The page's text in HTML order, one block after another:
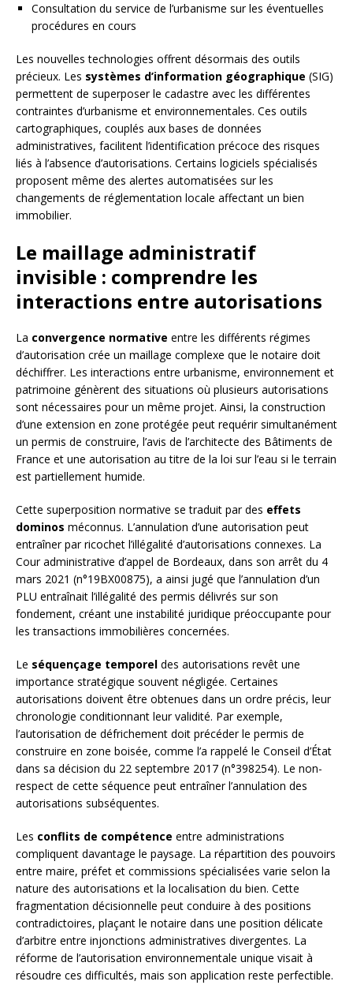
Consultation du service de l’urbanisme sur les éventuelles
procédures en cours
Les nouvelles technologies offrent désormais des outils
précieux. Les systèmes d’information géographique (SIG)
permettent de superposer le cadastre avec les différentes
contraintes d’urbanisme et environnementales. Ces outils
cartographiques, couplés aux bases de données
administratives, facilitent l’identification précoce des risques
liés à l’absence d’autorisations. Certains logiciels spécialisés
proposent même des alertes automatisées sur les
changements de réglementation locale affectant un bien
immobilier.
Le maillage administratif
invisible : comprendre les
interactions entre autorisations
La convergence normative entre les différents régimes
d’autorisation crée un maillage complexe que le notaire doit
déchiffrer. Les interactions entre urbanisme, environnement et
patrimoine génèrent des situations où plusieurs autorisations
sont nécessaires pour un même projet. Ainsi, la construction
d’une extension en zone protégée peut requérir simultanément
un permis de construire, l’avis de l’architecte des Bâtiments de
France et une autorisation au titre de la loi sur l’eau si le terrain
est partiellement humide.
Cette superposition normative se traduit par des effets
dominos méconnus. L’annulation d’une autorisation peut
entraîner par ricochet l’illégalité d’autorisations connexes. La
Cour administrative d’appel de Bordeaux, dans son arrêt du 4
mars 2021 (n°19BX00875), a ainsi jugé que l’annulation d’un
PLU entraînait l’illégalité des permis délivrés sur son
fondement, créant une instabilité juridique préoccupante pour
les transactions immobilières concernées.
Le séquençage temporel des autorisations revêt une
importance stratégique souvent négligée. Certaines
autorisations doivent être obtenues dans un ordre précis, leur
chronologie conditionnant leur validité. Par exemple,
l’autorisation de défrichement doit précéder le permis de
construire en zone boisée, comme l’a rappelé le Conseil d’État
dans sa décision du 22 septembre 2017 (n°398254). Le non-
respect de cette séquence peut entraîner l’annulation des
autorisations subséquentes.
Les conflits de compétence entre administrations
compliquent davantage le paysage. La répartition des pouvoirs
entre maire, préfet et commissions spécialisées varie selon la
nature des autorisations et la localisation du bien. Cette
fragmentation décisionnelle peut conduire à des positions
contradictoires, plaçant le notaire dans une position délicate
d’arbitre entre injonctions administratives divergentes. La
réforme de l’autorisation environnementale unique visait à
résoudre ces difficultés, mais son application reste perfectible.